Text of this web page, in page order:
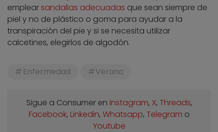
emplear sandalias adecuadas que sean siempre de
piel y no de plástico o goma para ayudar a la
transpiración del pie y si se necesita utilizar
calcetines, elegirlos de algodón.
Enfermedad Verano
Sigue a Consumer en Instagram, X, Threads,
Facebook, Linkedin, Whatsapp, Telegram o
Youtube